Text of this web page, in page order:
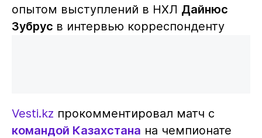
опытом выступлений в НХЛ Дайнюс
Зубрус в интервью корреспонденту
Vesti.kz прокомментировал матч с
командой Казахстана на чемпионате